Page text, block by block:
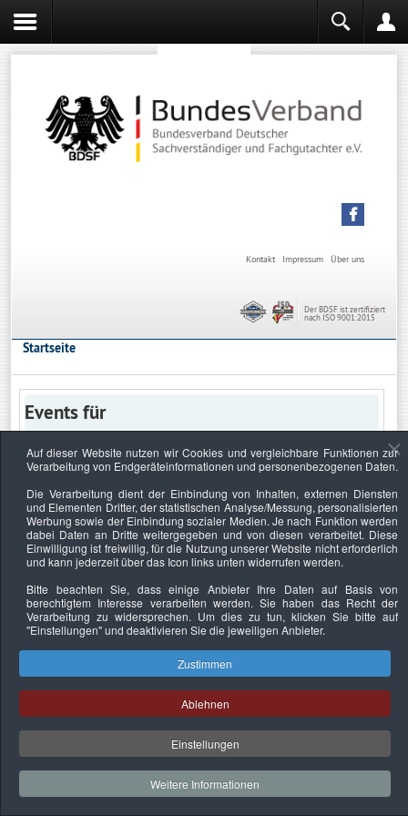
Über uns
Impressum
Kontakt
Der BDSF ist zertifiziert
nach ISO 9001:2015
Startseite
Events für
Keine Termine
Datenschutzerklärung Urheberrechtsnachweise Nachhaltigkeit
Copyright © 2026. Bundesverband Deutscher
Sachverständiger und Fachgutachter e.V..
Auf dieser Website nutzen wir Cookies und vergleichbare Funktionen zur
Verarbeitung von Endgeräteinformationen und personenbezogenen Daten.
Die Verarbeitung dient der Einbindung von Inhalten, externen Diensten
und Elementen Dritter, der statistischen Analyse/Messung, personalisierten
Werbung sowie der Einbindung sozialer Medien. Je nach Funktion werden
dabei Daten an Dritte weitergegeben und von diesen verarbeitet. Diese
Einwilligung ist freiwillig, für die Nutzung unserer Website nicht erforderlich
und kann jederzeit über das Icon links unten widerrufen werden.
Bitte beachten Sie, dass einige Anbieter Ihre Daten auf Basis von
berechtigtem Interesse verarbeiten werden. Sie haben das Recht der
Verarbeitung zu widersprechen. Um dies zu tun, klicken Sie bitte auf
"Einstellungen"und deaktivieren Sie die jeweiligen Anbieter.
Zustimmen
Ablehnen
Einstellungen
Weitere Informationen